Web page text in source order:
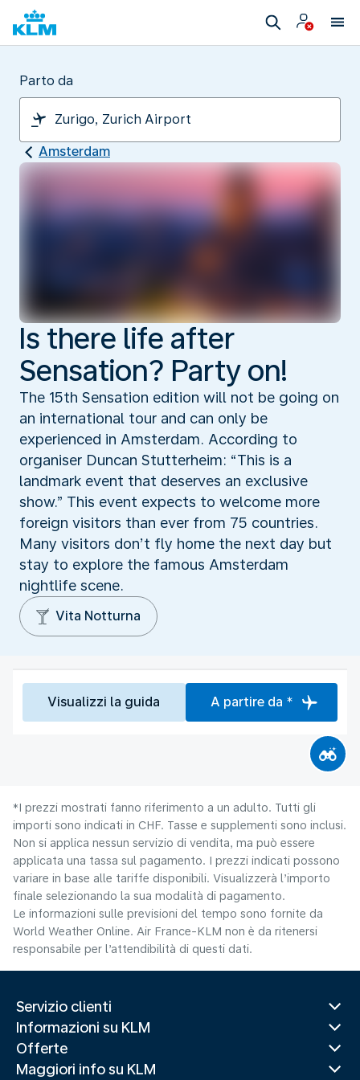
Parto da
Amsterdam
Is there life after
Sensation? Party on!
The 15th Sensation edition will not be going on
an international tour and can only be
experienced in Amsterdam. According to
organiser Duncan Stutterheim: “This is a
landmark event that deserves an exclusive
show.” This event expects to welcome more
foreign visitors than ever from 75 countries.
Many visitors don’t fly home the next day but
stay to explore the famous Amsterdam
nightlife scene.
Vita Notturna
Visualizzi la guida A partire da *
*I prezzi mostrati fanno riferimento a un adulto. Tutti gli
importi sono indicati in CHF. Tasse e supplementi sono inclusi.
Non si applica nessun servizio di vendita, ma può essere
applicata una tassa sul pagamento. I prezzi indicati possono
variare in base alle tariffe disponibili. Visualizzerà l’importo
finale selezionando la sua modalità di pagamento.
Le informazioni sulle previsioni del tempo sono fornite da
World Weather Online. Air France-KLM non è da ritenersi
responsabile per l’attendibilità di questi dati.
Servizio clienti
Informazioni su KLM
Offerte
Maggiori info su KLM